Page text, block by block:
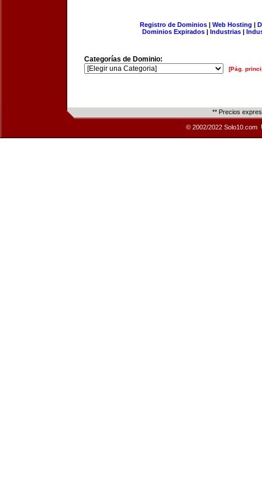
Registro de Dominios| Web Hosting |
Dominios Expirados | Industrias |
Categorías de Dominio:
[Pág.
** Precios
© 2002/2022 Solo10.com